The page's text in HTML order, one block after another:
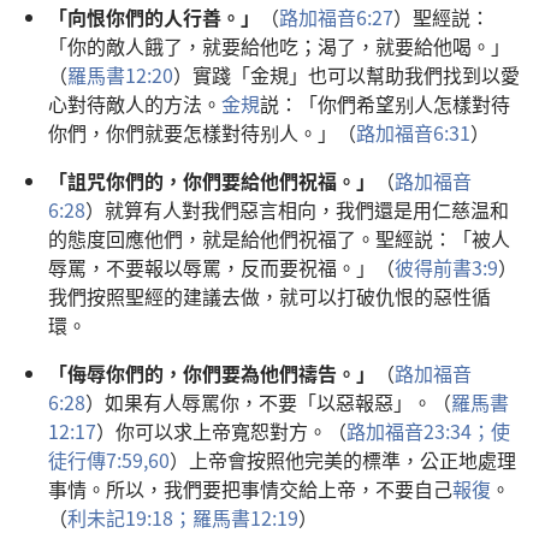
「向恨你們的人行善。」 （路加福音6:27）聖經説：
「你的敵人餓了，就要給他吃；渴了，就要給他喝。」
（羅馬書12:20）實踐「金規」也可以幫助我們找到以愛
心對待敵人的方法。 金規説：「你們希望别人怎樣對待
你們，你們就要怎樣對待别人。」（路加福音6:31）
「詛咒你們的，你們要給他們祝福。」
（路加福音
6:28）就算有人對我們惡言相向，我們還是用仁慈温和
的態度回應他們，就是給他們祝福了。聖經説：「被人
辱罵，不要報以辱罵，反而要祝福。」（彼得前書3:9）
我們按照聖經的建議去做，就可以打破仇恨的惡性循
環。
「侮辱你們的，你們要為他們禱告。」
（路加福音
6:28）如果有人辱罵你，不要「以惡報惡」。（羅馬書
12:17）你可以求上帝寬恕對方。（路加福音23:34； 使
徒行傳7:59,60）上帝會按照他完美的標準，公正地處理
事情。所以，我們要把事情交給上帝，不要自己報復 。
（利未記19:18； 羅馬書12:19）